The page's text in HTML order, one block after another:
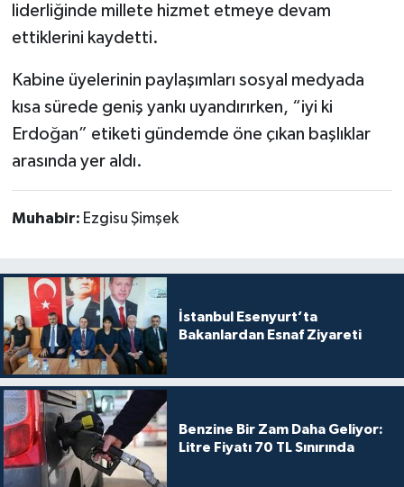
liderliğinde millete hizmet etmeye devam
ettiklerini kaydetti.
Kabine üyelerinin paylaşımları sosyal medyada
kısa sürede geniş yankı uyandırırken, “iyi ki
Erdoğan” etiketi gündemde öne çıkan başlıklar
arasında yer aldı.
Muhabir: Ezgisu Şimşek
İstanbul Esenyurt’ta
Bakanlardan Esnaf Ziyareti
Benzine Bir Zam Daha Geliyor:
Litre Fiyatı 70 TL Sınırında